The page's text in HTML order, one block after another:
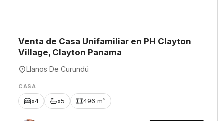
Venta de Casa Unifamiliar en PH Clayton
Village, Clayton Panama
Llanos De Curundú
CASA
x4 x5 496 m²